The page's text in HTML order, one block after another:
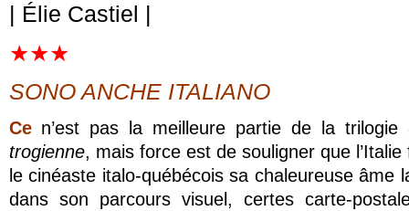
| Élie Castiel |
★★★
SONO ANCHE ITALIANO
Ce n’est pas la meilleure partie de la trilogie
trogienne, mais force est de souligner que
le cinéaste italo-québécois sa chaleureuse âme
dans son parcours visuel, certes carte-